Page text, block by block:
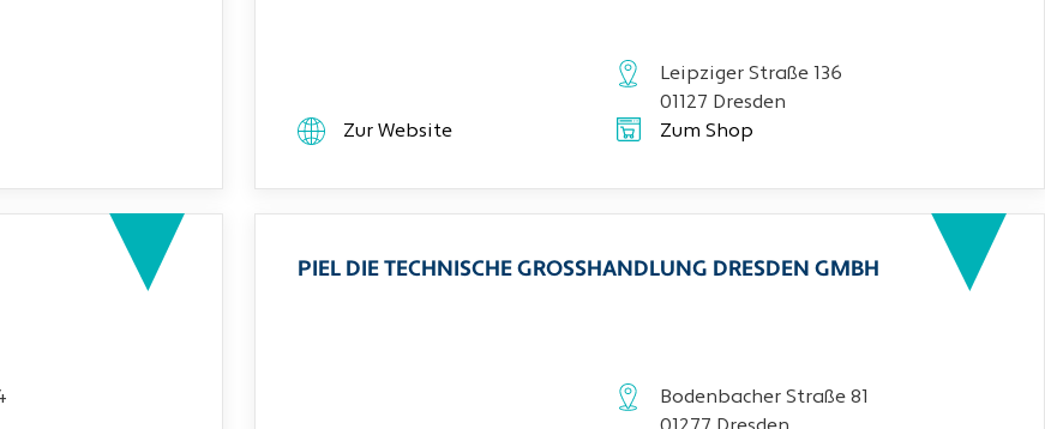
Leipziger Straße 136
01127 Dresden
Zur Website
Zum Shop
PIEL DIE TECHNISCHE GROSSHANDLUNG DRESDEN GMBH
Bodenbacher Straße 81